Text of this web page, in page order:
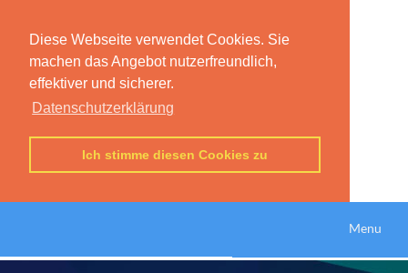
Diese Webseite verwendet Cookies. Sie
machen das Angebot nutzerfreundlich,
effektiver und sicherer.
Datenschutzerklärung
Ich stimme diesen Cookies zu
Menu